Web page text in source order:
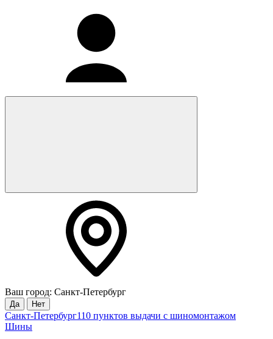
Ваш город: Санкт-Петербург
Да Нет
Санкт-Петербург110 пунктов выдачи с шиномонтажом
Шины